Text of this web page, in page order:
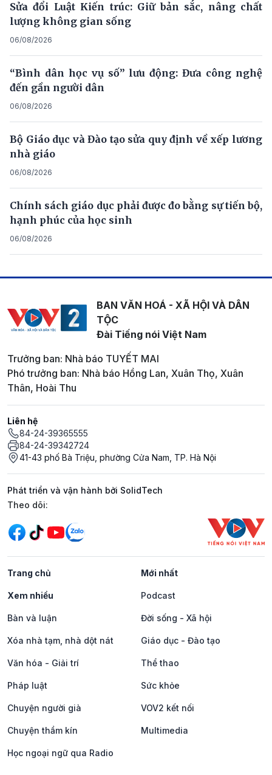
Sửa đổi Luật Kiến trúc: Giữ bản sắc, nâng chất
lượng không gian sống
06/08/2026
“Bình dân học vụ số” lưu động: Đưa công nghệ
đến gần người dân
06/08/2026
Bộ Giáo dục và Đào tạo sửa quy định về xếp lương
nhà giáo
06/08/2026
Chính sách giáo dục phải được đo bằng sự tiến bộ,
hạnh phúc của học sinh
06/08/2026
BAN VĂN HOÁ - XÃ HỘI VÀ DÂN
TỘC
Đài Tiếng nói Việt Nam
Trưởng ban: Nhà báo TUYẾT MAI
Phó trưởng ban: Nhà báo Hồng Lan, Xuân Thọ, Xuân
Thân, Hoài Thu
Liên hệ
84-24-39365555
84-24-39342724
41-43 phố Bà Triệu, phường Cửa Nam, TP. Hà Nội
Phát triển và vận hành bởi SolidTech
Mạng xã hội
Theo dõi:
Trang chủ Mới nhất
Xem nhiều Podcast
Bàn và luận Đời sống - Xã hội
Xóa nhà tạm, nhà dột nát Giáo dục - Đào tạo
Văn hóa - Giải trí Thể thao
Pháp luật Sức khỏe
Chuyện người già VOV2 kết nối
Chuyện thầm kín Multimedia
Học ngoại ngữ qua Radio